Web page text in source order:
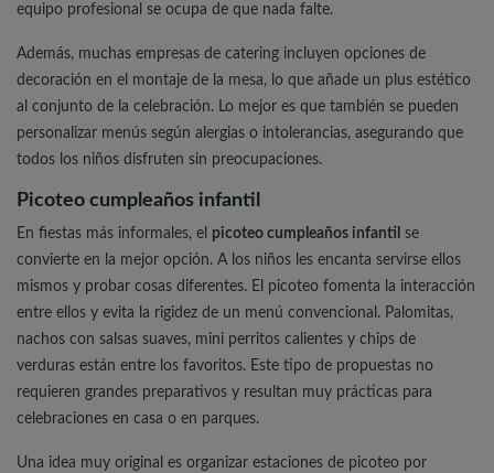
equipo profesional se ocupa de que nada falte.
Además, muchas empresas de catering incluyen opciones de
decoración en el montaje de la mesa, lo que añade un plus estético
al conjunto de la celebración. Lo mejor es que también se pueden
personalizar menús según alergias o intolerancias, asegurando que
todos los niños disfruten sin preocupaciones.
Picoteo cumpleaños infantil
En fiestas más informales, el picoteo cumpleaños infantil se
convierte en la mejor opción. A los niños les encanta servirse ellos
mismos y probar cosas diferentes. El picoteo fomenta la interacción
entre ellos y evita la rigidez de un menú convencional. Palomitas,
nachos con salsas suaves, mini perritos calientes y chips de
verduras están entre los favoritos. Este tipo de propuestas no
requieren grandes preparativos y resultan muy prácticas para
celebraciones en casa o en parques.
Una idea muy original es organizar estaciones de picoteo por